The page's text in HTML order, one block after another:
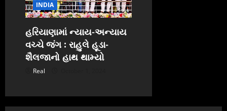
INDIA
હરિયાણામાં ન્યાય-અન્યાય
વચ્ચે જંગ : રાહુલે હૂડા-
શૈલજાનો હાથ થામ્યો
Real